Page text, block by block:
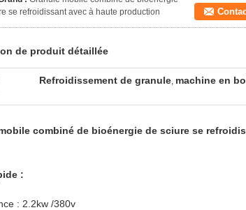
se refroidissant avec à haute production
de produit détaillée
Refroidissement de granule, machine en
combiné de bioénergie de sciure se
:
: 2.2kw /380v